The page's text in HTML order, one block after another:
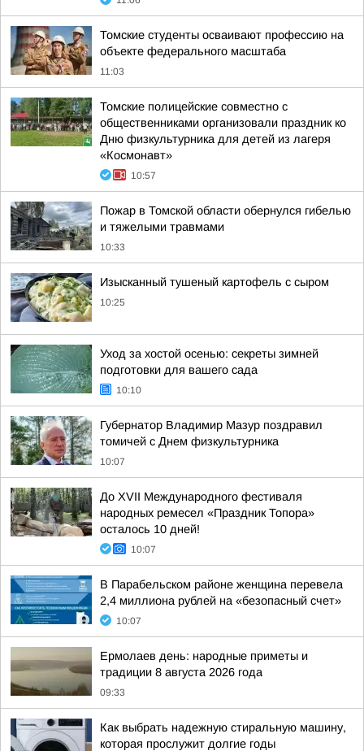
Томские студенты осваивают профессию на
объекте федерального масштаба
11:03
Томские полицейские совместно с
общественниками организовали праздник ко
Дню физкультурника для детей из лагеря
«Космонавт»
10:57
Пожар в Томской области обернулся гибелью
и тяжелыми травмами
10:33
Изысканный тушеный картофель с сыром
10:25
Уход за хостой осенью: секреты зимней
подготовки для вашего сада
10:10
Губернатор Владимир Мазур поздравил
томичей с Днем физкультурника
10:07
До XVII Международного фестиваля
народных ремесел «Праздник Топора»
осталось 10 дней!
10:07
В Парабельском районе женщина перевела
2,4 миллиона рублей на «безопасный счет»
10:07
Ермолаев день: народные приметы и
традиции 8 августа 2026 года
09:33
Как выбрать надежную стиральную машину,
которая прослужит долгие годы